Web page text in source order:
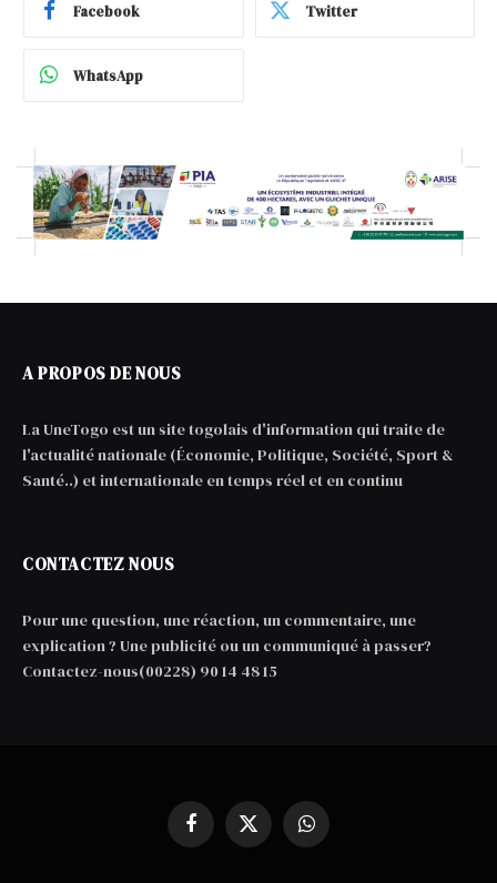
Facebook Twitter
WhatsApp
A PROPOS DE NOUS
La UneTogo est un site togolais d'information qui traite de
l'actualité nationale (Économie, Politique, Société, Sport &
Santé..) et internationale en temps réel et en continu
CONTACTEZ NOUS
Pour une question, une réaction, un commentaire, une
explication ? Une publicité ou un communiqué à passer?
Contactez-nous(00228) 90 14 48 15
Facebook
X
WhatsApp